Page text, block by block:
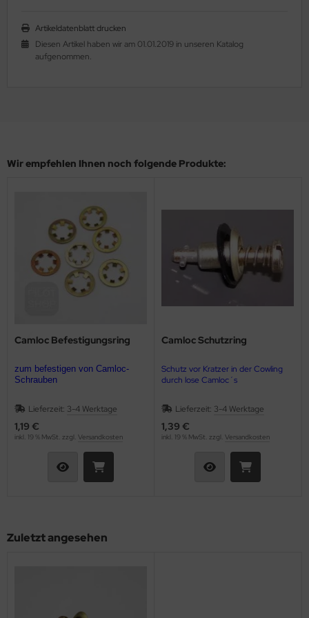
Artikeldatenblatt drucken
Diesen Artikel haben wir am 01.01.2019 in unseren Katalog
aufgenommen.
Wir empfehlen Ihnen noch folgende Produkte:
Camloc Befestigungsring
zum befestigen von Camloc-
Schrauben
Lieferzeit: 3-4 Werktage
1,19 €
inkl. 19 % MwSt. zzgl. Versandkosten
Camloc Schutzring
Schutz vor Kratzer in der Cowling
durch lose Camloc´s
Lieferzeit: 3-4 Werktage
1,39 €
inkl. 19 % MwSt. zzgl. Versandkosten
Zuletzt angesehen
/ Airbox
& Stopfen
Spinner, Verstellungen